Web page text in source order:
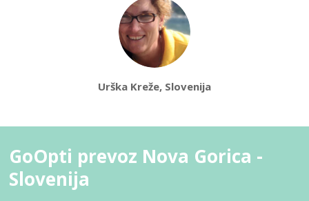
Urška Kreže, Slovenija
GoOpti prevoz Nova Gorica -
Slovenija